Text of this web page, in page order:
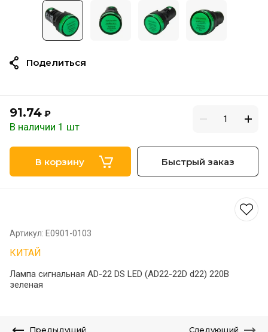
91.74 ₽
В наличии 1 шт
В корзину Быстрый заказ
Артикул: Е0901-0103
КИТАЙ
Лампа сигнальная AD-22 DS LED (AD22-22D d22) 220В
зеленая
Поделиться
Предыдущий Следующий